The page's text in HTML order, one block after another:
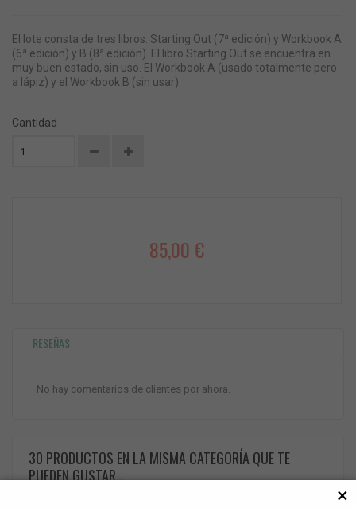
El lote consta de tres libros: Starting Out (7ª edición) y Workbook A
(6ª edición) y B (8ª edición). El libro Starting Out se encuentra en
muy buen estado, sin uso. El Workbook A (usado totalmente pero
a lápiz) y el Workbook B (sin usar).
Cantidad
85,00 €
RESEÑAS
No hay comentarios de clientes por ahora.
30 PRODUCTOS EN LA MISMA CATEGORÍA QUE TE
PUEDEN GUSTAR…
×